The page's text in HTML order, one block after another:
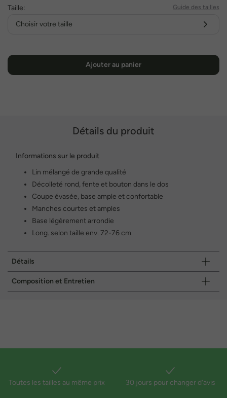
Taille: Guide des tailles
Choisir votre taille
Ajouter au panier
Détails du produit
Informations sur le produit
Lin mélangé de grande qualité
Décolleté rond, fente et bouton dans le dos
Coupe évasée, base ample et confortable
Manches courtes et amples
Base légèrement arrondie
Long. selon taille env. 72-76 cm.
Détails
Composition et Entretien
Toutes les tailles au même prix 30 jours pour changer d'avis